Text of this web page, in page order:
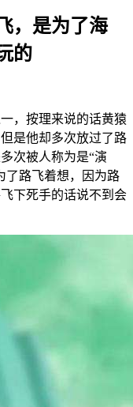
，是为了海
的
，按理来说的话黄猿
是他却多次放过了路
次被人称为是“演
了路飞着想，因为路
下死手的话说不到会